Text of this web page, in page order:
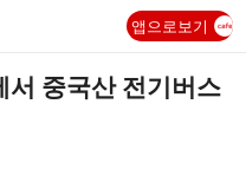
앱으로보기
서 중국산 전기버스